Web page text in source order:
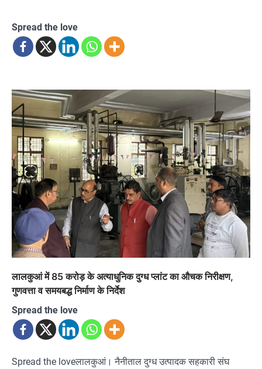
Spread the love
लालकुआं में 85 करोड़ के अत्याधुनिक दुग्ध प्लांट का औचक निरीक्षण,
गुणवत्ता व समयबद्ध निर्माण के निर्देश
Spread the love
Spread the loveलालकुआं। नैनीताल दुग्ध उत्पादक सहकारी संघ